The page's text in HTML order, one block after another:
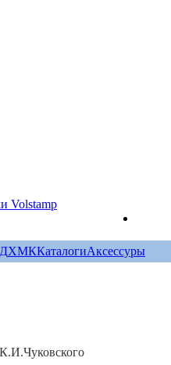
ХМККаталогиАксессуры